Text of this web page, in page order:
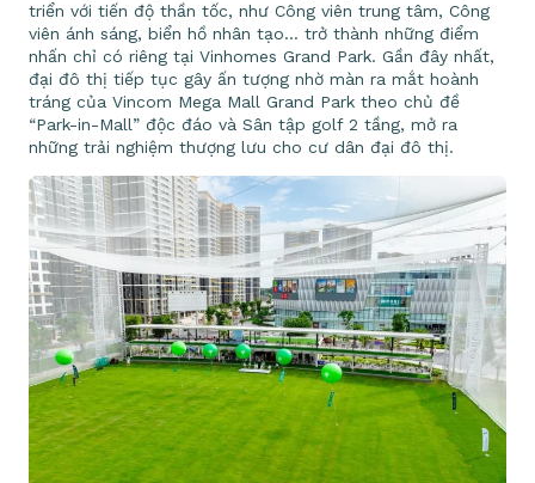
triển với tiến độ thần tốc, như Công viên trung tâm, Công
viên ánh sáng, biển hồ nhân tạo… trở thành những điểm
nhấn chỉ có riêng tại Vinhomes Grand Park. Gần đây nhất,
đại đô thị tiếp tục gây ấn tượng nhờ màn ra mắt hoành
tráng của Vincom Mega Mall Grand Park theo chủ đề
“Park-in-Mall” độc đáo và Sân tập golf 2 tầng, mở ra
những trải nghiệm thượng lưu cho cư dân đại đô thị.